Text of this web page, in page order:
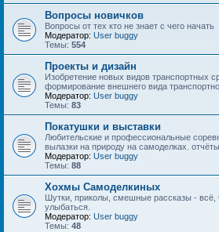
Вопросы новичков
Вопросы от тех кто не знает с чего начать
Модератор: User buggy
Темы: 554
Проекты и дизайн
Изобретение новых видов транспортных
формирование внешнего вида
Модератор: User buggy
Темы: 83
Покатушки и выставки
Любительские и профессиональные
вылазки на природу на самоделках.
Модератор: User buggy
Темы: 88
Хохмы Самоделкиных
Шутки, приколы, смешные рассказы - всё,
улыбаться.
Модератор: User buggy
Темы: 48